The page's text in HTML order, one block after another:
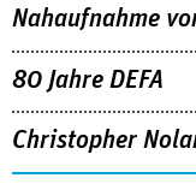
Nahaufnahme
80 Jahre DEFA
Christopher